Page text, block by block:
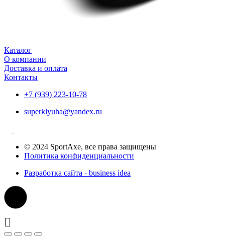
Каталог
О компании
Доставка и оплата
Контакты
+7 (939) 223-10-78
superklyuha@yandex.ru
© 2024 SportAxe, все права защищены
Политика конфиденциальности
Разработка сайта - business idea